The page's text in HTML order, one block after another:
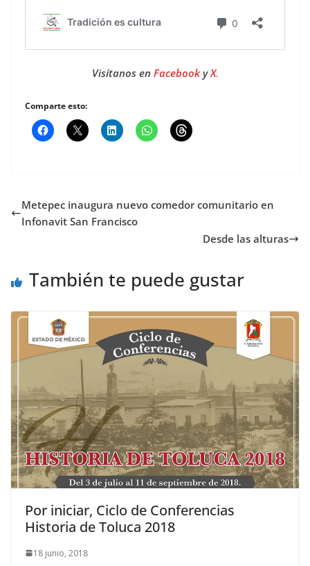
Visítanos en FacebookyX.
Comparte esto:
Metepec inaugura nuevo comedor comunitario en
Infonavit San Francisco
Desde las alturas
También te puede gustar
Por iniciar, Ciclo de Conferencias
Historia de Toluca 2018
18 junio, 2018